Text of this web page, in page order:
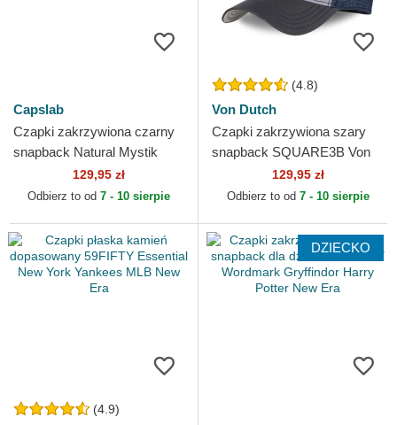
Capslab
Czapki zakrzywiona czarny
snapback Natural Mystik
MYS Lew Bestie Capslab
129,95 zł
Odbierz to od 7 - 10 sierpie
(4.8)
Von Dutch
Czapki zakrzywiona szary
snapback SQUARE3B Von
129,95 zł
Odbierz to od 7 - 10 sierpie
(4.9)
DZIECKO